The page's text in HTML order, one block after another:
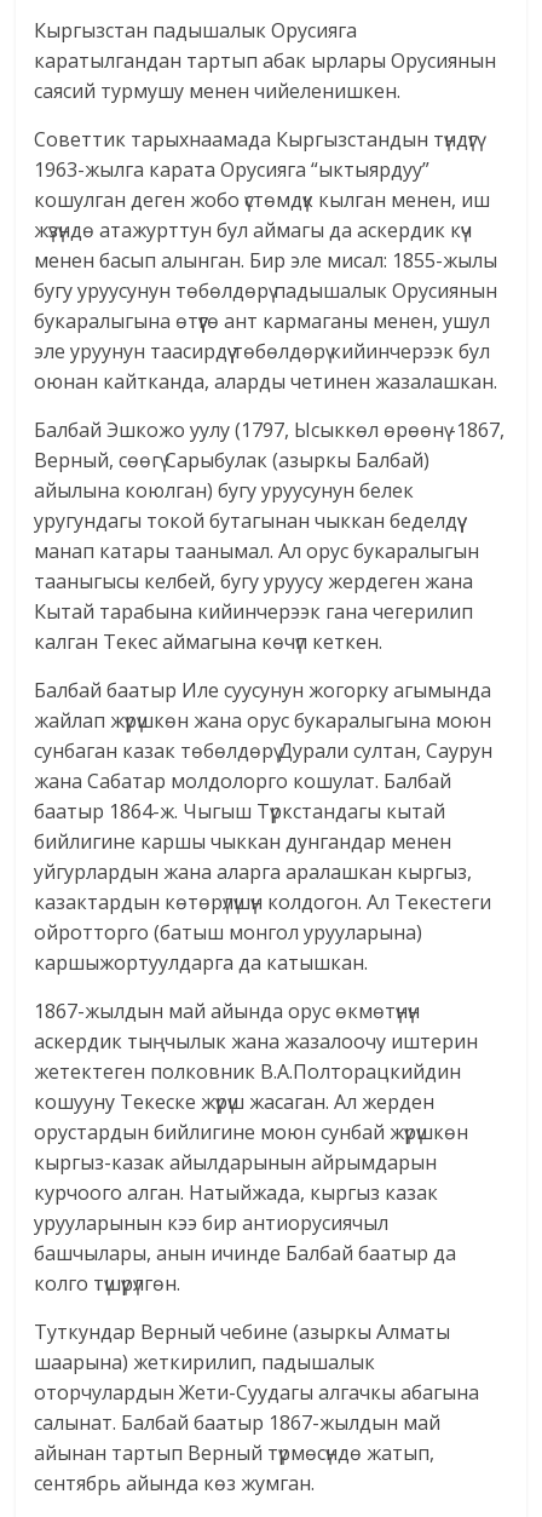
Кыргызстан падышалык Орусияга
каратылгандан тартып абак ырлары Орусиянын
саясий турмушу менен чийеленишкен.
Советтик тарыхнаамада Кыргызстандын түндүгү
1963-жылга карата Орусияга “ыктыярдуу”
кошулган деген жобо үстөмдүк кылган менен, иш
жүзүндө атажурттун бул аймагы да аскердик күч
менен басып алынган. Бир эле мисал: 1855-жылы
бугу уруусунун төбөлдөрү падышалык Орусиянын
букаралыгына өтүүгө ант кармаганы менен, ушул
эле уруунун таасирдүү төбөлдөрү кийинчерээк бул
оюнан кайтканда, аларды четинен жазалашкан.
Балбай Эшкожо уулу (1797, Ысыккөл өрөөнү -1867,
Верный, сөөгү Сарыбулак (азыркы Балбай)
айылына коюлган) бугу уруусунун белек
уругундагы токой бутагынан чыккан беделдүү
манап катары таанымал. Ал орус букаралыгын
тааныгысы келбей, бугу уруусу жердеген жана
Кытай тарабына кийинчерээк гана чегерилип
калган Текес аймагына көчүп кеткен.
Балбай баатыр Иле суусунун жогорку агымында
жайлап жүрүшкөн жана орус букаралыгына моюн
сунбаган казак төбөлдөрү Дурали султан, Саурун
жана Сабатар молдолорго кошулат. Балбай
баатыр 1864-ж. Чыгыш Түркстандагы кытай
бийлигине каршы чыккан дунгандар менен
уйгурлардын жана аларга аралашкан кыргыз,
казактардын көтөрүлүшүн колдогон. Ал Текестеги
ойротторго (батыш монгол урууларына)
каршыжортуулдарга да катышкан.
1867-жылдын май айында орус өкмөтүнүн
аскердик тыңчылык жана жазалоочу иштерин
жетектеген полковник В.А.Полторацкийдин
кошууну Текеске жүрүш жасаган. Ал жерден
орустардын бийлигине моюн сунбай жүрүшкөн
кыргыз-казак айылдарынын айрымдарын
курчоого алган. Натыйжада, кыргыз казак
урууларынын кээ бир антиорусиячыл
башчылары, анын ичинде Балбай баатыр да
колго түшүрүлгөн.
Туткундар Верный чебине (азыркы Алматы
шаарына) жеткирилип, падышалык
оторчулардын Жети-Суудагы алгачкы абагына
салынат. Балбай баатыр 1867-жылдын май
айынан тартып Верный түрмөсүндө жатып,
сентябрь айында көз жумган.